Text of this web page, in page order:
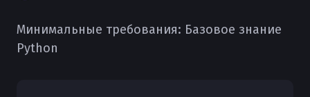
Минимальные требования: Базовое знание
Python